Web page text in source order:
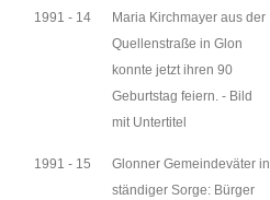
1991 - 14
Maria Kirchmayer aus der
Quellenstraße in Glon
konnte jetzt ihren 90
Geburtstag feiern. - Bild
mit Untertitel
1991 - 15
Glonner Gemeindeväter in
ständiger Sorge: Bürger